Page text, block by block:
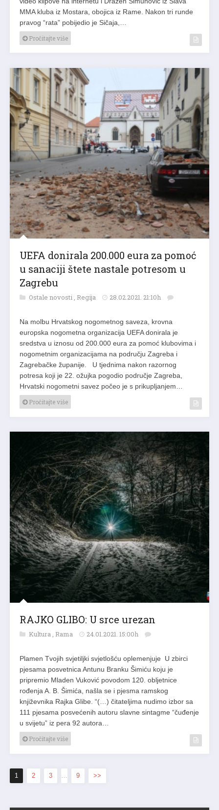
MMA kluba iz Mostara, obojica iz Rame. Nakon tri runde
pravog “rata” pobijedio je Sičaja,…
Pročitajte više
UEFA donirala 200.000 eura za pomoć
u sanaciji štete nastale potresom u
Zagrebu
Ostale novosti , Regija 28.02.2021. 21:10h
Na molbu Hrvatskog nogometnog saveza, krovna
europska nogometna organizacija UEFA donirala je
sredstva u iznosu od 200.000 eura za pomoć klubovima i
nogometnim organizacijama na području Zagreba i
Zagrebačke županije. U tjednima nakon razornog
potresa koji je 22. ožujka pogodio područje Zagreba,
Hrvatski nogometni savez počeo je s prikupljanjem…
Pročitajte više
RAJKO GLIBO: U srce urezan
Kultura , Rama 24.01.2021. 15:00h
Plamen Tvojih svjetiljki svjetlošću oplemenjuje U zbirci
pjesama posvetnica Antunu Branku Šimiću koju je
pripremio Mladen Vuković povodom 120. obljetnice
rođenja A. B. Šimića, našla se i pjesma ramskog
književnika Rajka Glibe. “(…) čitateljima nudimo izbor sa
111 pjesama posvećenih autoru slavne sintagme “čuđenje
u svijetu” iz pera 92 autora…
Pročitajte više
1 2 3 … 9 >>